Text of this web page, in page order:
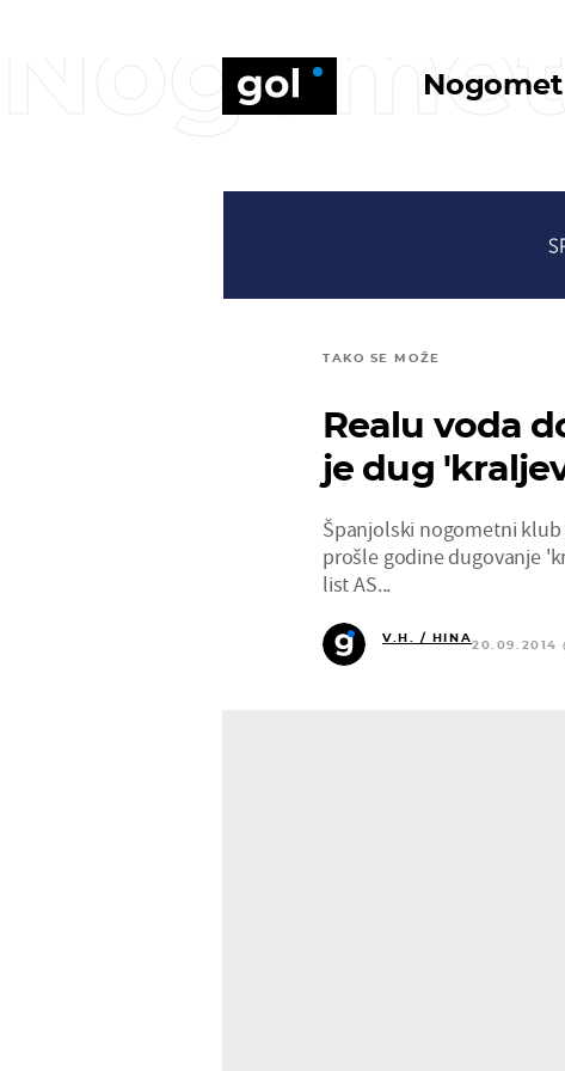
Nogomet
Nogomet
TAKO SE MOŽE
Realu voda
je dug
Španjolski nogometni klub
prošle godine dugovanje
list AS...
V.H. / HINA
20.09.2014